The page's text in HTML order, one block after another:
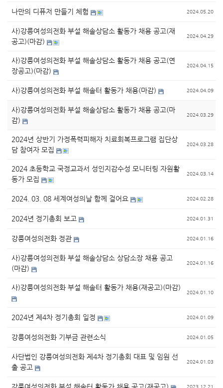
나만의 디퓨저 만들기 체험 2024.05.20
사)강릉여성의전화 부설 해솔상담소 활동가 채용 공고(재
공고)(마감)
2024.04.29
사)강릉여성의전화 부설 해솔상담소 활동가 채용 공고(연
장공고)(마감)
2024.04.15
사)강릉여성의전화 부설 해솔터 활동가 채용(마감) 2024.04.09
사)강릉여성의전화 부설 해솔상담소 활동가 채용 공고(마
감)
2024.03.29
2024년 상반기 가정폭력피해자 치료회복프로그램 집단상
담 참여자 모집
2024.03.28
2024 초등학교 국정교과서 성인지감수성 모니터링 자원활
동가 모집
2024.03.14
2024. 03. 08 세계여성의날 함께 걸어요 2024.02.28
2024년 정기총회 보고 2024.01.31
강릉여성의전화 정관 2024.01.16
사)강릉여성의전화 부설 해솔상담소 상담소장 채용 공고
(마감)
2024.01.16
사)강릉여성의전화 부설 해솔터 활동가 채용(재공고)(마감)
2024.01.10
2024년 제4차 정기총회 일정 2024.01.09
강릉여성의전화 기부금 관련소식 2024.01.05
사단법인 강릉여성의전화 제4차 정기총회 대표 및 임원 선
출 공고
2024.01.03
2023.12.21